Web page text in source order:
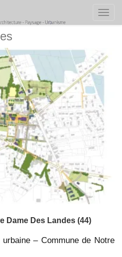
Dame Des Landes (44)
– Commune de Notre